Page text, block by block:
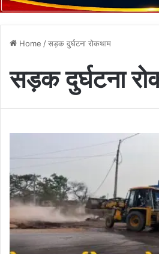
Home /सड़क दुर्घटना रोकथाम
सड़क दुर्घटना